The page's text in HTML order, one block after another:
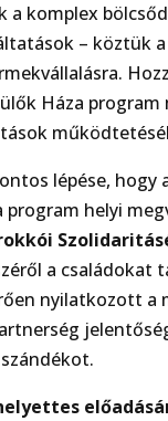
komplex
– köztük
Háza
lépése,
helyi
a
nyilatkozott a